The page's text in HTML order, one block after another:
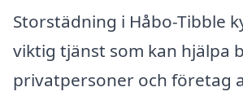
Storstädning i Håbo-Tibble
viktig tjänst som kan hjälpa
privatpersoner och företag